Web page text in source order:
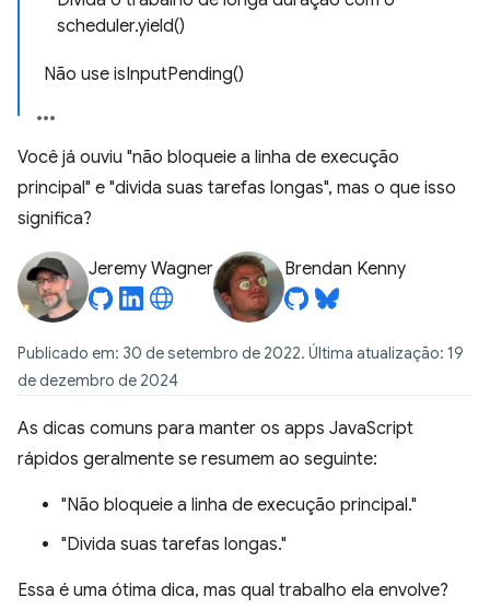
scheduler.yield()
Não use isInputPending()
Você já ouviu "não bloqueie a linha de execução
principal" e "divida suas tarefas longas", mas o que isso
significa?
Jeremy Wagner Brendan Kenny
Publicado em: 30 de setembro de 2022. Última atualização: 19
de dezembro de 2024
As dicas comuns para manter os apps JavaScript
rápidos geralmente se resumem ao seguinte:
"Não bloqueie a linha de execução principal."
"Divida suas tarefas longas."
Essa é uma ótima dica, mas qual trabalho ela envolve?